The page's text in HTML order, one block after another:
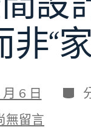
非“
6 日 分
類
若
無留言